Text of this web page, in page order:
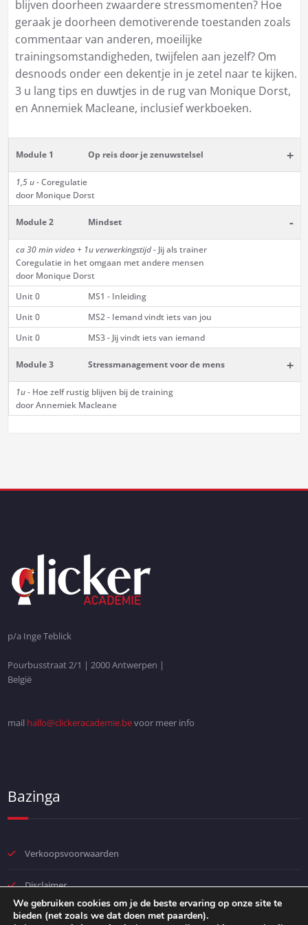
blijven doorheen zwaardere stressmomenten? Hoe
geraak je doorheen demotiverende toestanden zoals
commentaar van anderen, moeilijke
trainingsomstandigheden, twijfelen aan jezelf? Om
desnoods onder een dekentje in je zetel naar te kijken.
3 u lang tips en duwtjes in de rug van Monique Dorst,
en Annemiek Macleane, inclusief werkboeken.
Module 1 Op reis door je zenuwstelsel +
1,5 u -Coregulatie
door Monique Dorst
Module 2 Mindset -
ca 30 min video + 1u verwerkingstijd- Jij als trainer
Coregulatie in het omgaan met andere mensen
door Monique Dorst
Unit 0
MS1 - Inleiding
Unit 0
MS2 - Iemand vindt iets van jou
Unit 0
MS3 - Jij vindt iets van iemand
Module 3 Stressmanagement voor de mens +
1u -Hoe zelf rustig blijven bij de training
door Annemiek Macleane
p/a Inge Teblick
Pourbusstraat 2/1 | 2000 Antwerpen |
België
mail hallo@clickeracademie.bevoor meer info
Bazinga
Verkoopsvoorwaarden
Disclaimer
Privacybeleid
We gebruiken cookies om je de beste ervaring op onze site te
bieden (net zoals we dat doen met paarden).